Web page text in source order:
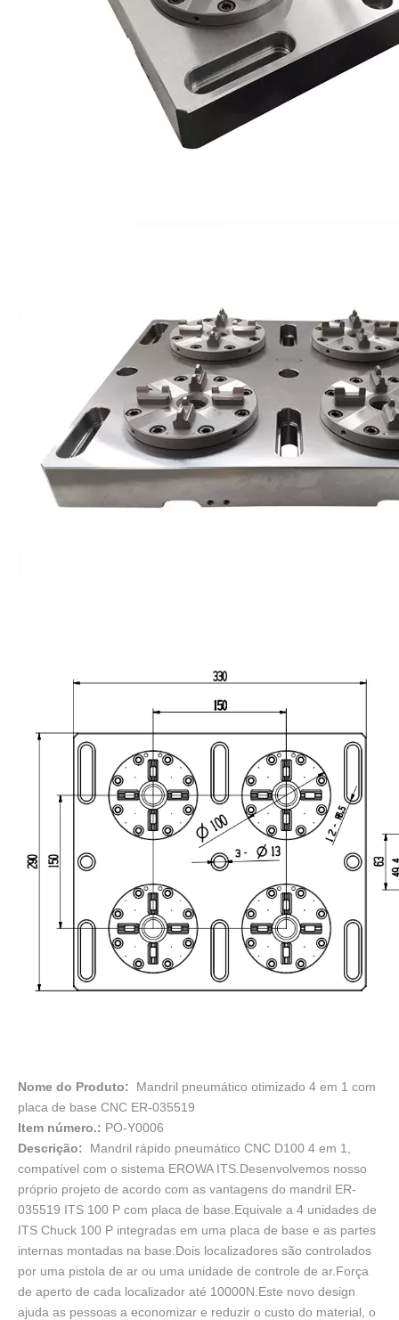
Nome do Produto: Mandril pneumático otimizado 4 em 1 com
placa de base CNC ER-035519
Item número.: PO-Y0006
Descrição: Mandril rápido pneumático CNC D100 4 em 1,
compatível com o sistema EROWA ITS.Desenvolvemos nosso
próprio projeto de acordo com as vantagens do mandril ER-
035519 ITS 100 P com placa de base.Equivale a 4 unidades de
ITS Chuck 100 P integradas em uma placa de base e as partes
internas montadas na base.Dois localizadores são controlados
por uma pistola de ar ou uma unidade de controle de ar.Força
de aperto de cada localizador até 10000N.Este novo design
ajuda as pessoas a economizar e reduzir o custo do material, o